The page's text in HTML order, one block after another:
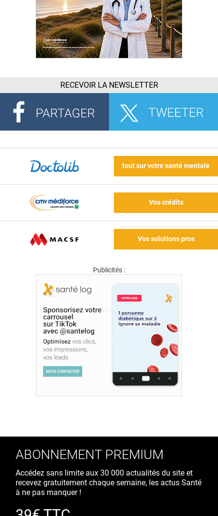
RECEVOIR LA NEWSLETTER
tout sur votre santé mentale
Vos crédits
Vos solutions pros
Publicités :
ABONNEMENT PREMIUM
Accédez sans limite aux 30 000 actualités du site et
recevez gratuitement chaque semaine, les actus Santé
à ne pas manquer !